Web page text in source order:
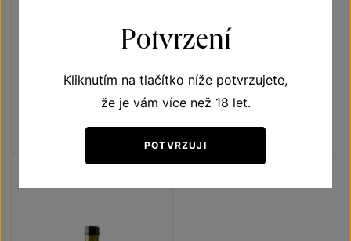
Rozkvetlá louka
jakostní víno 2023
Zemská vína z VS Lechovice
moravské zemské víno 2023
Potvrzení
Kliknutím na tlačítko níže potvrzujete,
že je vám více než 18 let.
POTVRZUJI